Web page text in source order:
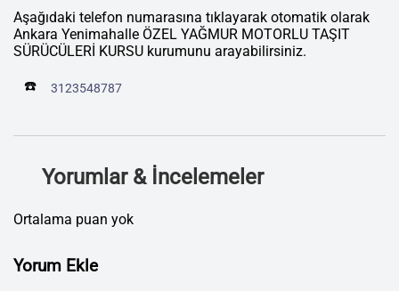
Aşağıdaki telefon numarasına tıklayarak otomatik olarak
Ankara Yenimahalle ÖZEL YAĞMUR MOTORLU TAŞIT
SÜRÜCÜLERİ KURSU kurumunu arayabilirsiniz.
☎️ 3123548787
Yorumlar & İncelemeler
Ortalama puan yok
Yorum Ekle